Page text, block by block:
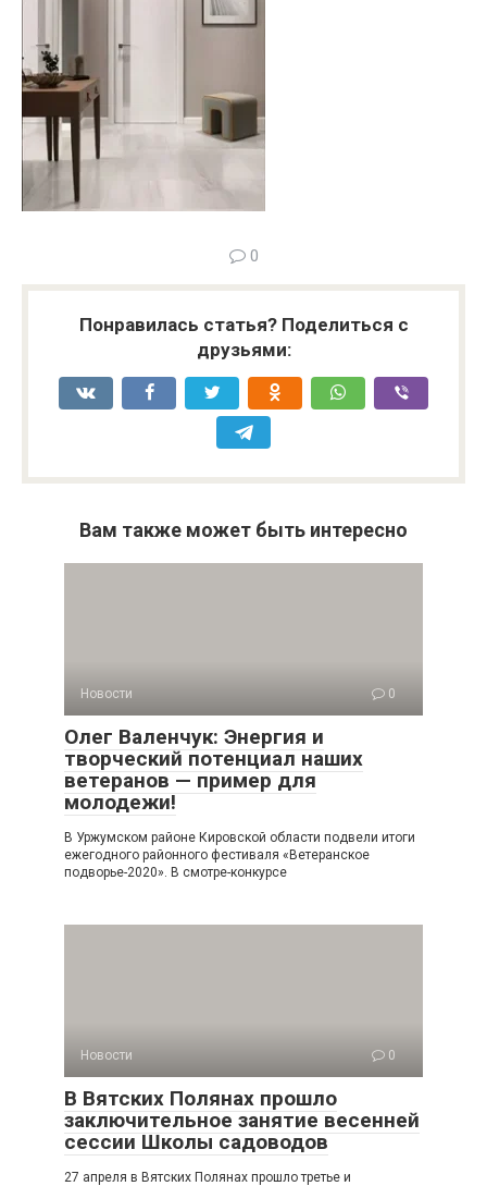
0
Понравилась статья? Поделиться с
друзьями:
Вам также может быть интересно
Новости 0
Олег Валенчук: Энергия и
творческий потенциал наших
ветеранов — пример для
молодежи!
В Уржумском районе Кировской области подвели итоги
ежегодного районного фестиваля «Ветеранское
подворье-2020». В смотре-конкурсе
Новости 0
В Вятских Полянах прошло
заключительное занятие весенней
сессии Школы садоводов
27 апреля в Вятских Полянах прошло третье и